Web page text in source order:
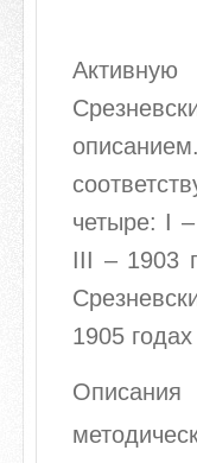
четыре: I
III – 1903
1905
Описания